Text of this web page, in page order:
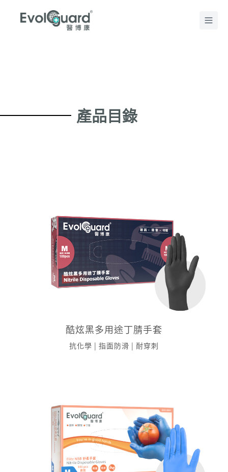
Home
產品目錄
酷炫黑多用途丁腈手套
抗化學 | 指面防滑 | 耐穿刺